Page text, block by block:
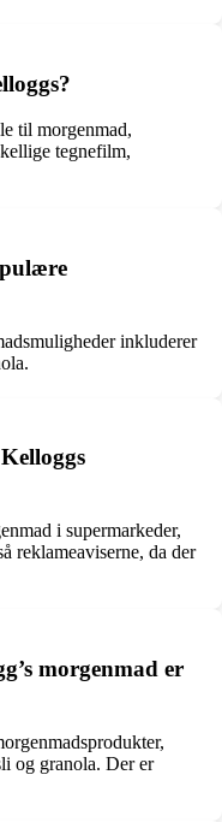
til morgenmad,
tegnefilm,
inkluderer
i supermarkeder,
reklameaviserne, da der
morgenmad er
og granola. Der er